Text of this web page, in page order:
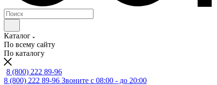
Каталог
По всему сайту
По каталогу
8 (800) 222 89-96
8 (800) 222 89-96 Звоните с 08:00 - до 20:00